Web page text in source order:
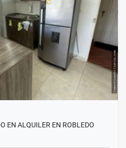
EN ALQUILER EN ROBLEDO